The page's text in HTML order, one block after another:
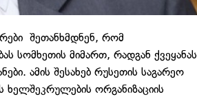
შეთანხმდნენ, რომ
სომხეთის მიმართ, რადგან ქვეყანას
ამის შესახებ რუსეთის საგარეო
ორგანიზაციის